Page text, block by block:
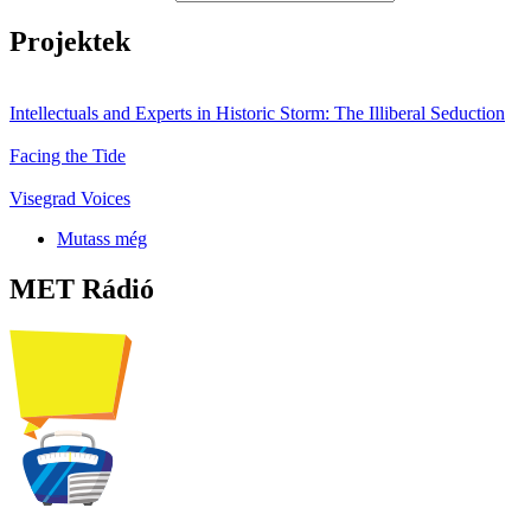
Projektek
Intellectuals and Experts in Historic Storm: The Illiberal Seduction
Facing the Tide
Visegrad Voices
Mutass még
MET Rádió